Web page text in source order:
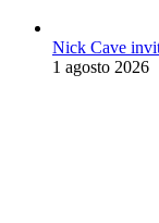
Nick Cave
1 agosto 2026